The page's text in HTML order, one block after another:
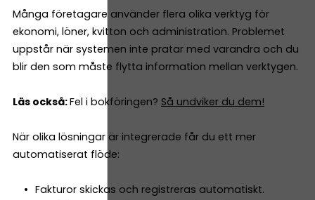
Många företagare använder flera olika verktyg för
ekonomi, löner, kvitton och administration. Problemet
uppstår när systemen inte pratar med varandra och du
blir den som måste flytta information mellan verktygen.
Läs också:Fel i bokföringen? Så undviker du dem!
När olika lösningar är integrerade får du ett mer
automatiserat flöde:
Fakturor skickas och registreras automatiskt.